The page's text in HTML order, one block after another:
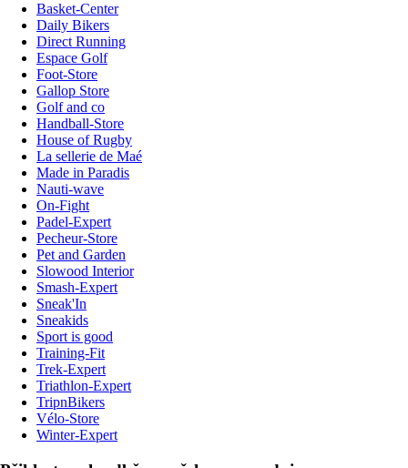
Basket-Center
Daily Bikers
Direct Running
Espace Golf
Foot-Store
Gallop Store
Golf and co
Handball-Store
House of Rugby
La sellerie de Maé
Made in Paradis
Nauti-wave
On-Fight
Padel-Expert
Pecheur-Store
Pet and Garden
Slowood Interior
Smash-Expert
Sneak'In
Sneakids
Sport is good
Training-Fit
Trek-Expert
Triathlon-Expert
TripnBikers
Vélo-Store
Winter-Expert